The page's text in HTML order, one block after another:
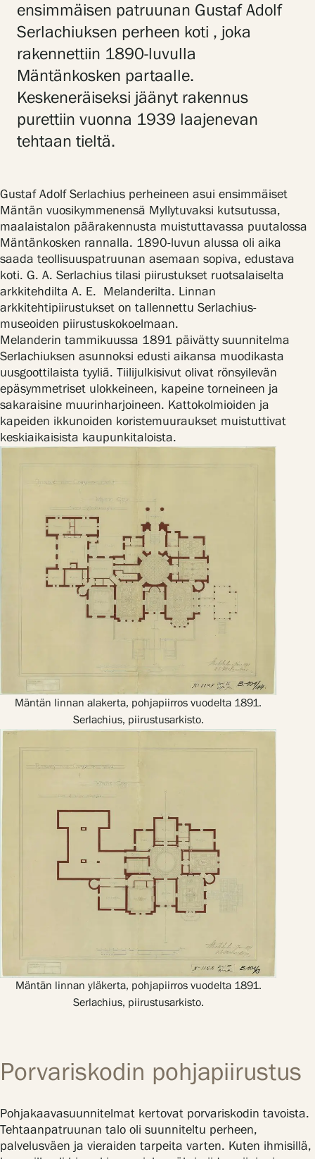
Ravintola Gösta
Serlachius Taidesauna
Serlachius Art & Sauna Express
Medialle
Vastuullisuus
Tietosuoja ja evästeet
Verkkokauppa
ensimmäisen patruunan Gustaf Adolf
Serlachiuksen perheen koti , joka
rakennettiin 1890-luvulla
Mäntänkosken partaalle.
Keskeneräiseksi jäänyt rakennus
purettiin vuonna 1939 laajenevan
tehtaan tieltä.
Gustaf Adolf Serlachius perheineen asui ensimmäiset
Mäntän vuosikymmenensä Myllytuvaksi kutsutussa,
maalaistalon päärakennusta muistuttavassa puutalossa
Mäntänkosken rannalla. 1890-luvun alussa oli aika
saada teollisuuspatruunan asemaan sopiva, edustava
koti. G. A. Serlachius tilasi piirustukset ruotsalaiselta
arkkitehdilta A. E. Melanderilta. Linnan
arkkitehtipiirustukset on tallennettu Serlachius-
museoiden piirustuskokoelmaan.
Melanderin tammikuussa 1891 päivätty suunnitelma
Serlachiuksen asunnoksi edusti aikansa muodikasta
uusgoottilaista tyyliä. Tiilijulkisivut olivat rönsyilevän
epäsymmetriset ulokkeineen, kapeine torneineen ja
sakaraisine muurinharjoineen. Kattokolmioiden ja
kapeiden ikkunoiden koristemuuraukset muistuttivat
keskiaikaisista kaupunkitaloista.
Mäntän linnan alakerta, pohjapiirros vuodelta 1891.
Serlachius, piirustusarkisto.
Mäntän linnan yläkerta, pohjapiirros vuodelta 1891.
Serlachius, piirustusarkisto.
Porvariskodin pohjapiirustus
Pohjakaavasuunnitelmat kertovat porvariskodin tavoista.
Tehtaanpatruunan talo oli suunniteltu perheen,
palvelusväen ja vieraiden tarpeita varten. Kuten ihmisillä,